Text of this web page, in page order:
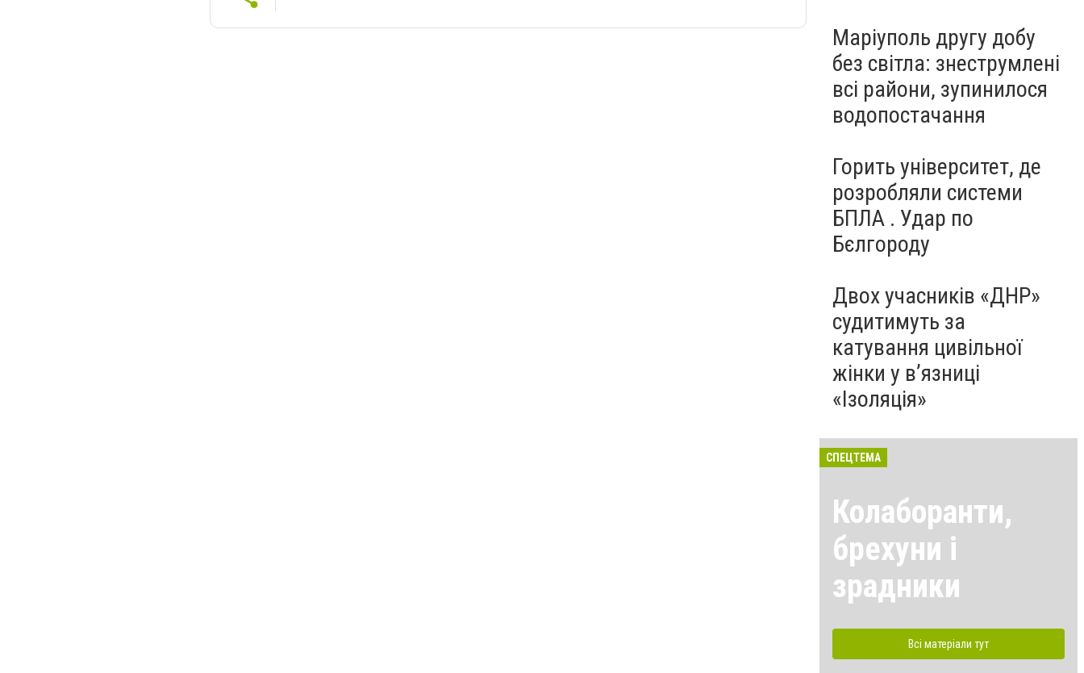
Маріуполь другу добу
без світла: знеструмлені
всі райони, зупинилося
водопостачання
Горить університет, де
розробляли системи
БПЛА . Удар по
Бєлгороду
Двох учасників «ДНР»
судитимуть за
катування цивільної
жінки у в’язниці
«Ізоляція»
СПЕЦТЕМА
Колаборанти,
брехуни і
зрадники
Всі матеріали тут